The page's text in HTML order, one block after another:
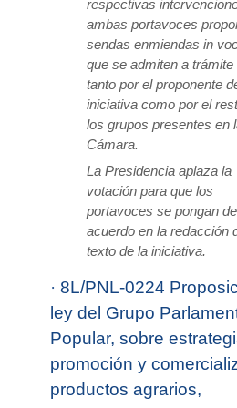
respectivas
ambas portavoces
sendas enmiendas in
que se admiten a trámite
tanto por el proponente
iniciativa como por el
los grupos presentes en
Cámara.
La Presidencia aplaza la
votación para que los
portavoces se pongan de
acuerdo en la redacción
texto de la iniciativa.
· 8L/PNL-0224
ley del Grupo
Popular, sobre
promoción y
productos agrarios,